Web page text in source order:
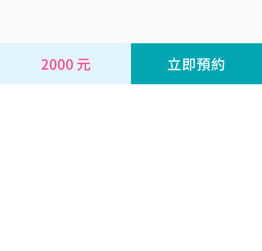
2000 元 立即預約
線上諮詢 心理師 耕心專欄 心理量表